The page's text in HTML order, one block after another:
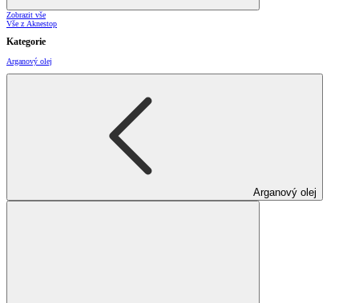
Zobrazit vše
Vše z Aknestop
Kategorie
Arganový olej
Arganový olej